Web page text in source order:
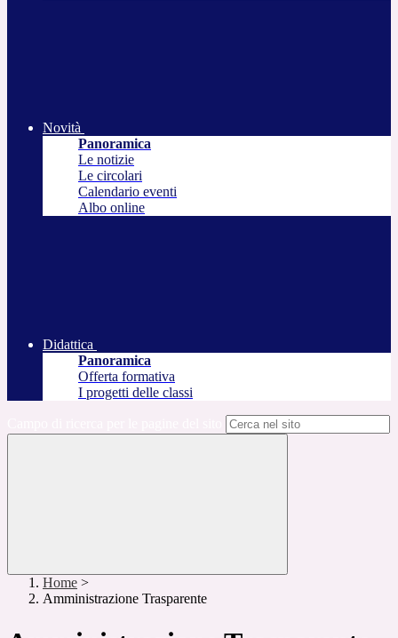
Novità
Panoramica
Le notizie
Le circolari
Calendario eventi
Albo online
Didattica
Panoramica
Offerta formativa
I progetti delle classi
Home >
Amministrazione Trasparente